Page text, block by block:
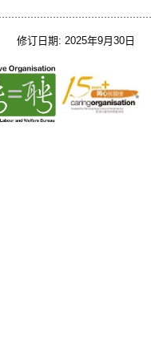
修订日期: 2025年9月30日